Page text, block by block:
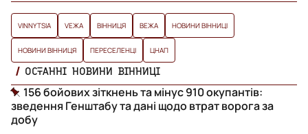
VINNYTSIA VЕЖА ВІННИЦЯ ВЕЖА НОВИНИ ВІННИЦІ
НОВИНИ ВІННИЦЯ ПЕРЕСЕЛЕНЦІ ЦНАП
ОСТАННІ НОВИНИ ВІННИЦІ
156 бойових зіткнень та мінус 910 окупантів:
зведення Генштабу та дані щодо втрат ворога за
добу